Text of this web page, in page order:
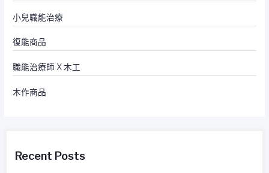
小兒職能治療
復能商品
職能治療師 X 木工
木作商品
Recent Posts